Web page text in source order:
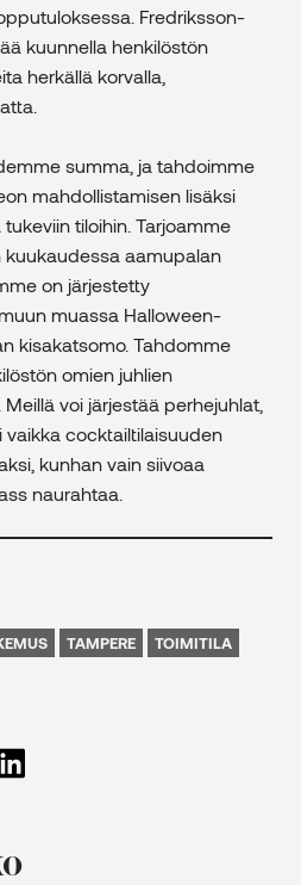
Fredriksson-
kuunnella henkilöstön
herkällä korvalla,
summa, ja tahdoimme
mahdollistamisen lisäksi
tiloihin. Tarjoamme
aamupalan
on järjestetty
muassa Halloween-
kisakatsomo. Tahdomme
omien juhlien
voi järjestää perhejuhlat,
cocktailtilaisuuden
kunhan vain siivoaa
naurahtaa.
TAMPERE TOIMITILA